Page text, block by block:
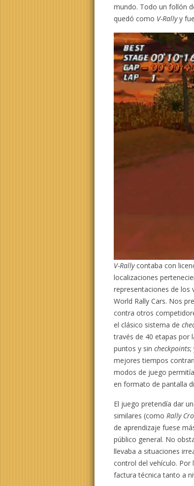
mundo. Todo un follón
quedó como V-Rallyy
V-Rallycontaba con
localizaciones
representaciones de los
World Rally Cars. Nos
contra otros
el clásico sistema de
través de 40 etapas por
puntos y sincheckpoints;
mejores tiempos
modos de juego
en formato de pantalla
El juego pretendía dar
similares (comoRally
de aprendizaje fuese
público general. No
llevaba a situaciones
control del vehículo.
factura técnica tanto a